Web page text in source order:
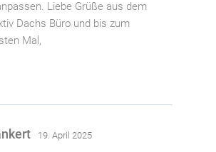
Liebe Grüße aus dem
Dachs Büro und bis zum
Mal,
19. April 2025